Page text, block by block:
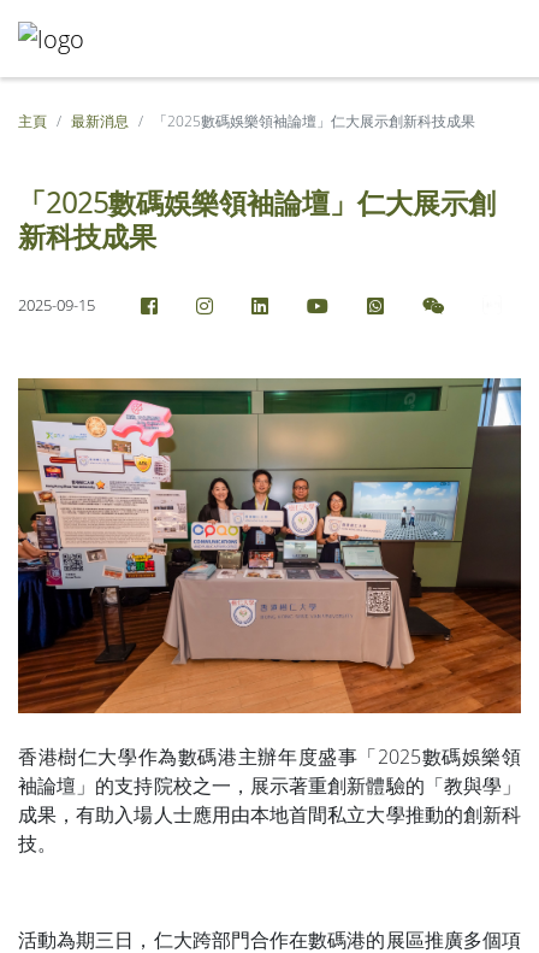
主頁 最新消息 「2025數碼娛樂領袖論壇」仁大展示創新科技成果
「2025數碼娛樂領袖論壇」仁大展示創
新科技成果
2025-09-15
香港樹仁大學作為數碼港主辦年度盛事「2025數碼娛樂領
袖論壇」的支持院校之一，展示著重創新體驗的「教與學」
成果，有助入場人士應用由本地首間私立大學推動的創新科
技。
活動為期三日，仁大跨部門合作在數碼港的展區推廣多個項